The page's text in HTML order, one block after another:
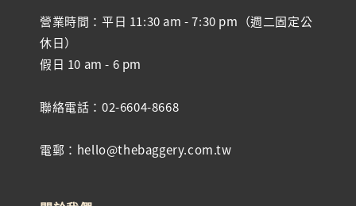
營業時間：平日 11:30 am - 7:30 pm（週二固定公
休日）
假日 10 am - 6 pm
聯絡電話：02-6604-8668
電郵：hello@thebaggery.com.tw